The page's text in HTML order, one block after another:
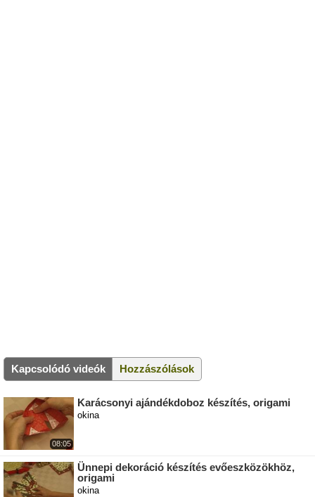
Kapcsolódó videók Hozzászólások
08:05
Karácsonyi ajándékdoboz készítés, origami
okina
Ünnepi dekoráció készítés evőeszközökhöz,
origami
okina